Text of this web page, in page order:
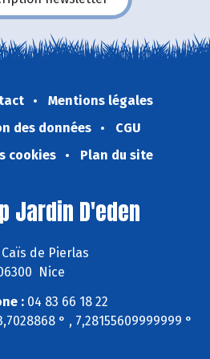
Mentions légales
des données
CGU
cookies
Plan du site
Jardin D'eden
de Pierlas
Nice
: 04 83 66 18 22
° , 7,28155609999999 °